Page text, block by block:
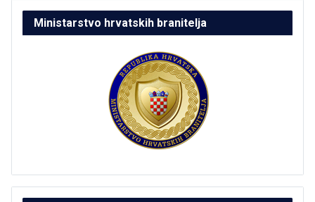
Ministarstvo hrvatskih branitelja